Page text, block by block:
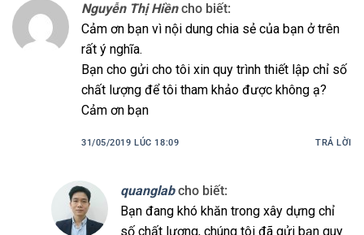
Nguyễn Thị Hiền cho biết:
Cảm ơn bạn vì nội dung chia sẻ của bạn ở trên
rất ý nghĩa.
Bạn cho gửi cho tôi xin quy trình thiết lập chỉ số
chất lượng để tôi tham khảo được không ạ?
Cảm ơn bạn
31/05/2019 LÚC 18:09 TRẢ LỜI
quanglab cho biết:
Bạn đang khó khăn trong xây dựng chỉ
số chất lượng, chúng tôi đã gửi bạn quy